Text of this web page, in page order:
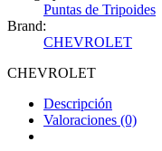
Puntas de Tripoides
Brand:
CHEVROLET
CHEVROLET
Descripción
Valoraciones (0)